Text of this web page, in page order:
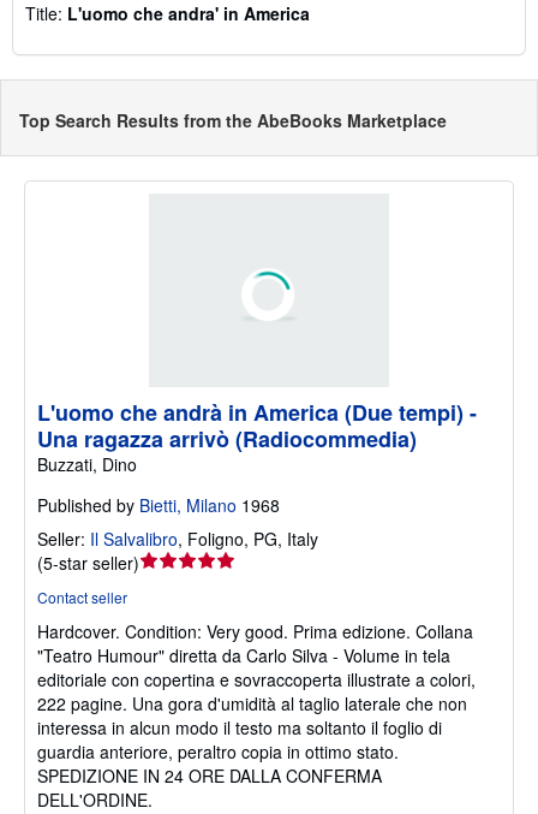
Title: L'uomo che andra' in America
Top Search Results from the AbeBooks Marketplace
L'uomo che andrà in America (Due tempi) -
Una ragazza arrivò (Radiocommedia)
Buzzati, Dino
Published by Bietti, Milano 1968
Seller: Il Salvalibro, Foligno, PG, Italy
(5-star seller)Seller
out
of
5
stars
Contact seller
Hardcover. Condition: Very good. Prima edizione. Collana
"Teatro Humour" diretta da Carlo Silva - Volume in tela
editoriale con copertina e sovraccoperta illustrate a colori,
222 pagine. Una gora d'umidità al taglio laterale che non
interessa in alcun modo il testo ma soltanto il foglio di
guardia anteriore, peraltro copia in ottimo stato.
SPEDIZIONE IN 24 ORE DALLA CONFERMA
DELL'ORDINE.